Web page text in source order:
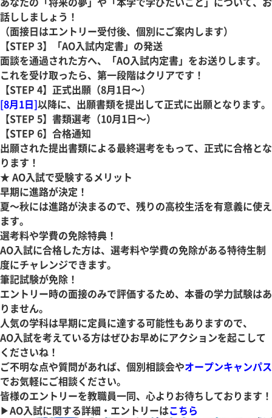
話ししましょう！
（面接日はエントリー受付後、個別にご案内します）
【STEP 3】「AO入試内定書」の発送
面談を通過された方へ、「AO入試内定書」をお送りします。
これを受け取ったら、第一段階はクリアです！
【STEP 4】正式出願（8月1日～）
[8月1日]以降に、出願書類を提出して正式に出願となります。
【STEP 5】書類選考（10月1日～）
【STEP 6】合格通知
出願された提出書類による最終選考をもって、正式に合格とな
ります！
★ AO入試で受験するメリット
早期に進路が決定！
夏～秋には進路が決まるので、残りの高校生活を有意義に使え
ます。
選考料や学費の免除特典！
AO入試に合格した方は、選考料や学費の免除がある特待生制
度にチャレンジできます。
筆記試験が免除！
エントリー時の面接のみで評価するため、本番の学力試験はあ
りません。
人気の学科は早期に定員に達する可能性もありますので、
AO入試を考えている方はぜひお早めにアクションを起こして
くださいね！
ご不明な点や質問があれば、個別相談会やオープンキャンパス
でお気軽にご相談ください。
皆様のエントリーを教職員一同、心よりお待ちしております！
▶AO入試に関する詳細・エントリーはこちら